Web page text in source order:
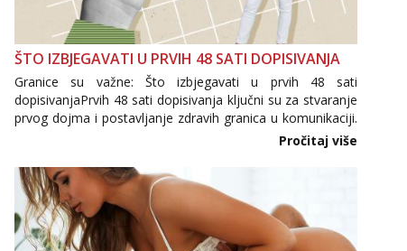
ŠTO IZBJEGAVATI U PRVIH 48 SATI DOPISIVANJA
Granice su važne: Što izbjegavati u prvih 48 sati
dopisivanjaPrvih 48 sati dopisivanja ključni su za stvaranje
prvog dojma i postavljanje zdravih granica u komunikaciji.
Važno je izbjeći prebrzo otkrivanje osobnih ili intimnih
informacija, jer nepoznata osoba još nije zaslužila to
povjerenje. Takođe...
Pročitaj više